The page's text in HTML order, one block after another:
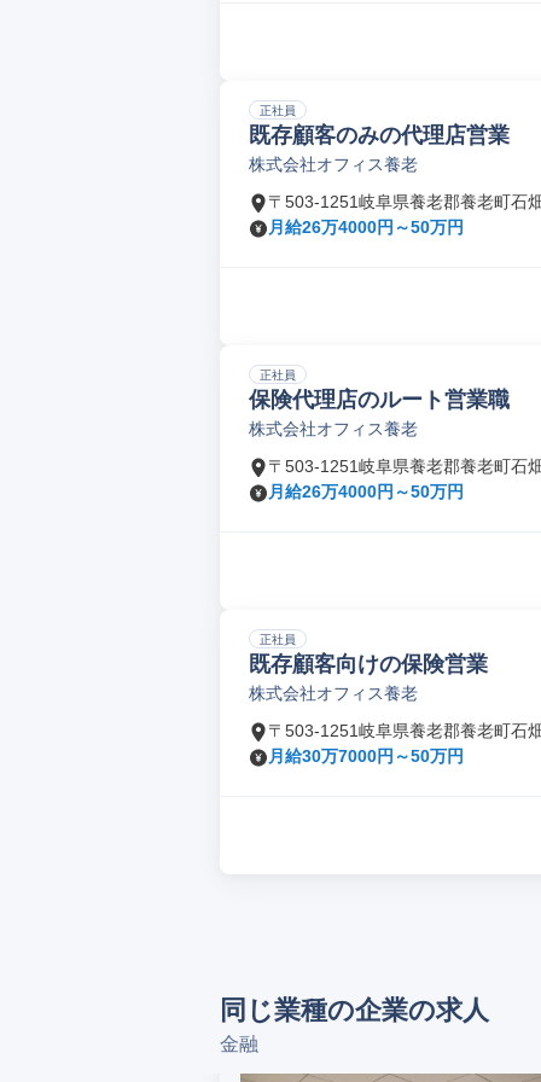
正社員
既存顧客のみの代理店営業
株式会社オフィス養老
〒503-1251岐阜県養老郡養老町石
月給26万4000円～50万円
正社員
保険代理店のルート営業職
株式会社オフィス養老
〒503-1251岐阜県養老郡養老町石
月給26万4000円～50万円
正社員
既存顧客向けの保険営業
株式会社オフィス養老
〒503-1251岐阜県養老郡養老町石
月給30万7000円～50万円
同じ業種の企業の求人
金融